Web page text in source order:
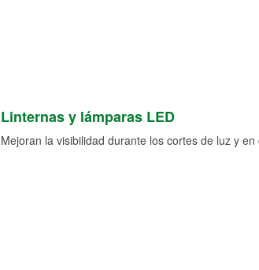
Linternas y lámparas LED
Mejoran la visibilidad durante los cortes de luz y